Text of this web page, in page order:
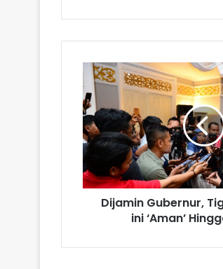
Dijamin Gubernur,
ini ‘Aman’